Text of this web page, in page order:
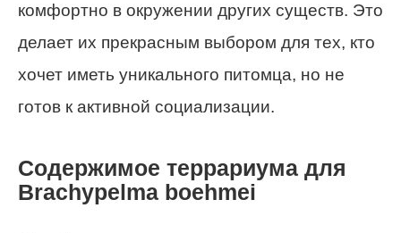
комфортно в окружении других существ. Это
делает их прекрасным выбором для тех, кто
хочет иметь уникального питомца, но не
готов к активной социализации.
Содержимое террариума для
Brachypelma boehmei